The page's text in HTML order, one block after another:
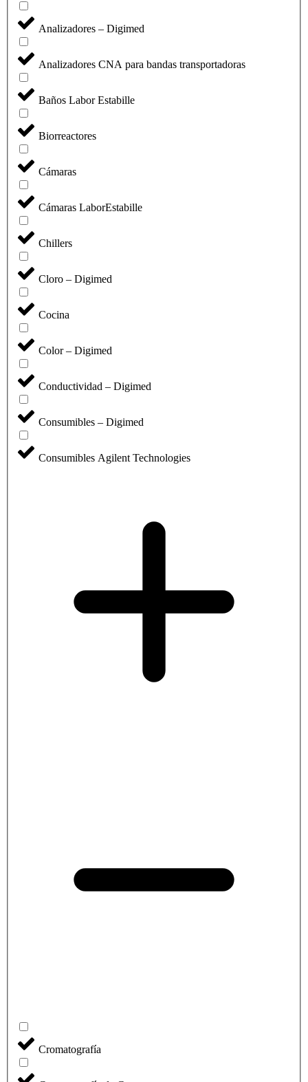
Analizadores – Digimed
Analizadores CNA para bandas transportadoras
Baños Labor Estabille
Biorreactores
Cámaras
Cámaras LaborEstabille
Chillers
Cloro – Digimed
Cocina
Color – Digimed
Conductividad – Digimed
Consumibles – Digimed
Consumibles Agilent Technologies
Cromatografía